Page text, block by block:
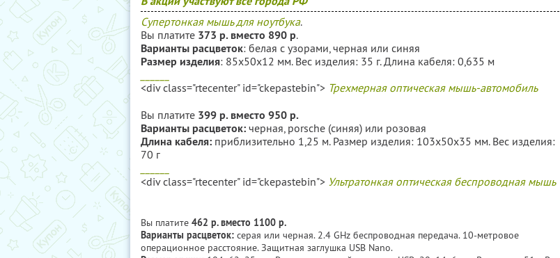
Супертонкая мышь для ноутбука.
Вы платите 373 р. вместо 890 р.
Варианты расцветок: белая с узорами, черная или синяя
Размер изделия: 85х50х12 мм. Вес изделия: 35 г. Длина кабеля: 0,635 м
<div class="rtecenter" id="ckepastebin"> Трехмерная оптическая мышь-автомобиль
Вы платите 399 р. вместо 950 р.
Варианты расцветок: черная, porsche (синяя) или розовая
Длина кабеля: приблизительно 1,25 м. Размер изделия: 103x50x35 мм. Вес изделия:
70 г
<div class="rtecenter" id="ckepastebin"> Ультратонкая оптическая беспроводная мышь
Вы платите 462 р. вместо 1100 р.
Варианты расцветок: серая или черная. 2.4 GHz беспроводная передача. 10-метровое
операционное расстояние. Защитная заглушка USB Nano.